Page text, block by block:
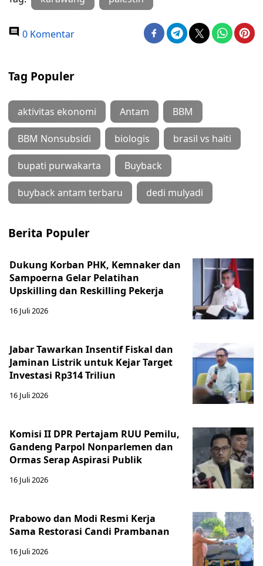
0 Komentar
Tag Populer
aktivitas ekonomi Antam BBM
BBM Nonsubsidi biologis brasil vs haiti
bupati purwakarta Buyback
buyback antam terbaru dedi mulyadi
Berita Populer
Dukung Korban PHK, Kemnaker dan
Sampoerna Gelar Pelatihan
Upskilling dan Reskilling Pekerja
16 Juli 2026
Jabar Tawarkan Insentif Fiskal dan
Jaminan Listrik untuk Kejar Target
Investasi Rp314 Triliun
16 Juli 2026
Komisi II DPR Pertajam RUU Pemilu,
Gandeng Parpol Nonparlemen dan
Ormas Serap Aspirasi Publik
16 Juli 2026
Prabowo dan Modi Resmi Kerja
Sama Restorasi Candi Prambanan
16 Juli 2026